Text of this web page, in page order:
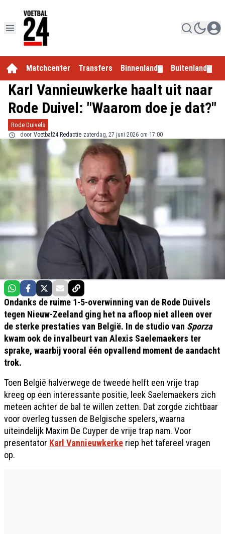
Matchcenter Transfers Binnenland Buitenland
Karl Vannieuwkerke haalt uit naar
Rode Duivel: "Waarom doe je dat?"
Rode Duivels
door Voetbal24 Redactie zaterdag, 27 juni 2026 om 17:00
Ondanks de ruime 1-5-overwinning van de Rode Duivels
tegen Nieuw-Zeeland ging het na afloop niet alleen over
de sterke prestaties van België. In de studio van Sporza
kwam ook de invalbeurt van Alexis Saelemaekers ter
sprake, waarbij vooral één opvallend moment de aandacht
trok.
Toen België halverwege de tweede helft een vrije trap
kreeg op een interessante positie, leek Saelemaekers zich
meteen achter de bal te willen zetten. Dat zorgde zichtbaar
voor overleg tussen de Belgische spelers, waarna
uiteindelijk Maxim De Cuyper de vrije trap nam. Voor
presentator Karl Vannieuwkerke riep het tafereel vragen
op.